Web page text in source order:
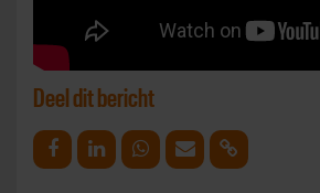
Deel dit bericht
Deel op Facebook
Deel op LinkedinDeel op Whatsapp
Mail link Kopieer link